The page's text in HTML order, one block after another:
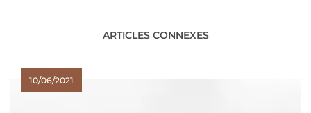
ARTICLES CONNEXES
10/06/2021